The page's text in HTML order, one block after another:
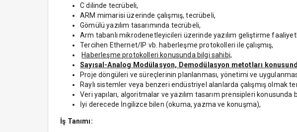
C dilinde tecrübeli,
ARM mimarisi üzerinde çalışmış, tecrübeli,
Gömülü yazılım tasarımında tecrübeli,
Arm tabanlı mikrodenetleyicileri üzerinde yazılım geliştirme
Tercihen Ethernet/IP vb. haberleşme protokolleri ile çalışmış,
Haberleşme protokolleri konusunda bilgi sahibi,
Sayısal-Analog Modülasyon, Demodülasyon metotları
Proje döngüleri ve süreçlerinin planlanması, yönetimi ve
Raylı sistemler veya benzeri endüstriyel alanlarda çalışmış olmak
Veri yapıları, algoritmalar ve yazılım tasarım prensipleri konusunda
İyi derecede İngilizce bilen (okuma, yazma ve konuşma),
İş Tanımı: